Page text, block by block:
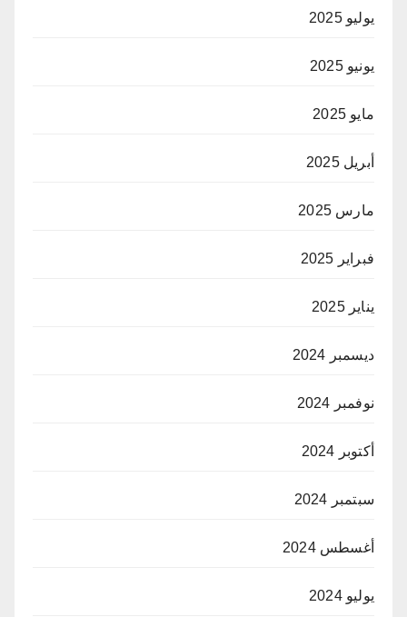
يوليو 2025
يونيو 2025
مايو 2025
أبريل 2025
مارس 2025
فبراير 2025
يناير 2025
ديسمبر 2024
نوفمبر 2024
أكتوبر 2024
سبتمبر 2024
أغسطس 2024
يوليو 2024